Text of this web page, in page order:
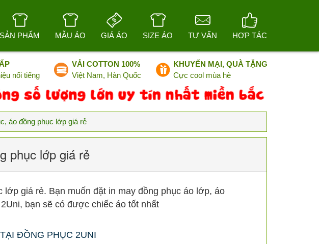
SẢN PHẨM MẪU ÁO GIÁ ÁO SIZE ÁO TƯ VẤN HỢP TÁC
nổi tiếng
VẢI COTTON 100%
Việt Nam, Hàn Quốc
KHUYẾN MẠI, QUÀ TẶNG
Cực cool mùa hè
áo đồng phục lớp giá rẻ
phục lớp giá rẻ
lớp giá rẻ. Bạn muốn đặt in may đồng phục áo lớp, áo
bạn sẽ có được chiếc áo tốt nhất
ĐỒNG PHỤC 2UNI